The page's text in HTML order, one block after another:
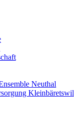
Neuthal
Kleinbäretswil